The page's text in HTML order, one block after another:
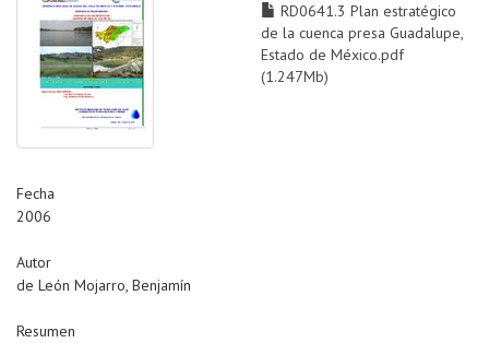
RD0641.3 Plan estratégico
de la cuenca presa Guadalupe,
Estado de México.pdf
(1.247Mb)
Fecha
2006
Autor
de León Mojarro, Benjamín
Resumen